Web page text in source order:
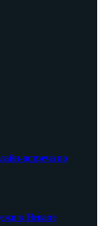
встреча по
в Непале